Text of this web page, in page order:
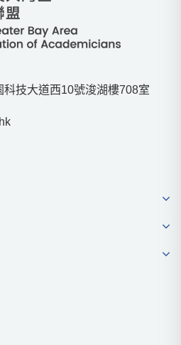
技⼤道⻄10號浚湖樓708室